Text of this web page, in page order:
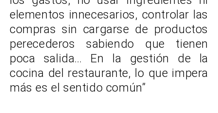
elementos innecesarios, controlar las
compras sin cargarse de productos
perecederos sabiendo que tienen
poca salida… En la gestión de la
cocina del restaurante, lo que impera
más es el sentido común”